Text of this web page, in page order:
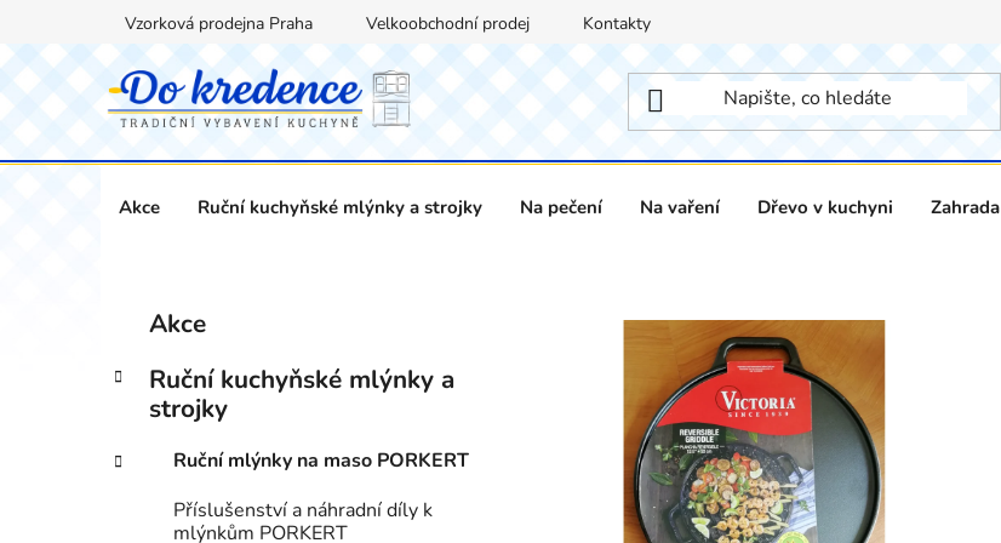
obsah
Vzorková prodejna Praha Velkoobchodní prodej Kontakty
Akce Ruční kuchyňské mlýnky a strojky Na pečení Na vaření Dřevo v kuchyni Zahrada
s
a
Přeskočit
kategorie
e
r
Akce
Ruční kuchyňské mlýnky a
strojky
Ruční mlýnky na maso PORKERT
Příslušenství a náhradní díly k
mlýnkům PORKERT